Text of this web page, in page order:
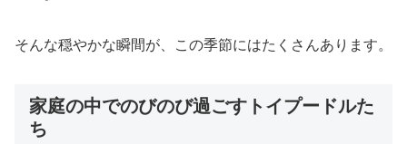
そんな穏やかな瞬間が、この季節にはたくさんあります。
家庭の中でのびのび過ごすトイプードルた
ち